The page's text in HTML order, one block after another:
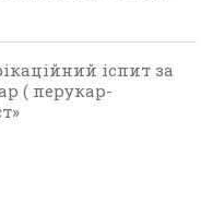
іспит за
( перукар-